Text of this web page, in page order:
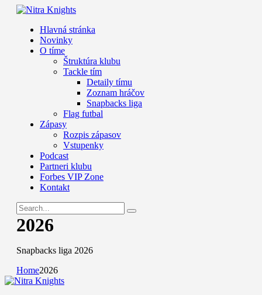
Hlavná stránka
Novinky
O tíme
Štruktúra klubu
Tackle tím
Detaily tímu
Zoznam hráčov
Snapbacks liga
Flag futbal
Zápasy
Rozpis zápasov
Vstupenky
Podcast
Partneri klubu
Forbes VIP Zone
Kontakt
2026
Snapbacks liga 2026
Home2026